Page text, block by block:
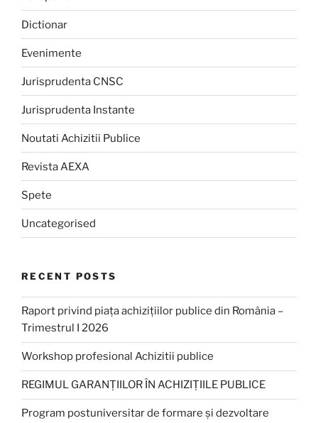
Dictionar
Evenimente
Jurisprudenta CNSC
Jurisprudenta Instante
Noutati Achizitii Publice
Revista AEXA
Spete
Uncategorised
RECENT POSTS
Raport privind piața achizițiilor publice din România –
Trimestrul I 2026
Workshop profesional Achizitii publice
REGIMUL GARANȚIILOR ÎN ACHIZIȚIILE PUBLICE
Program postuniversitar de formare și dezvoltare